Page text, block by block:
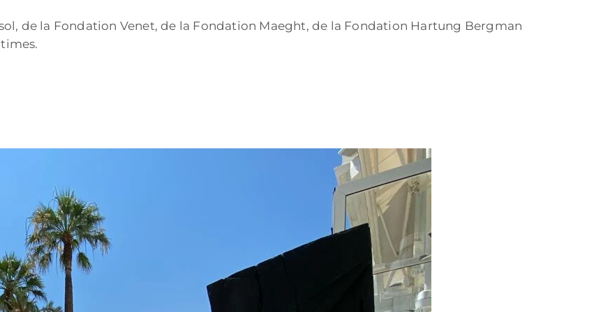
de la Fondation Venet, de la Fondation Maeght, de la Fondation Hartung Bergman